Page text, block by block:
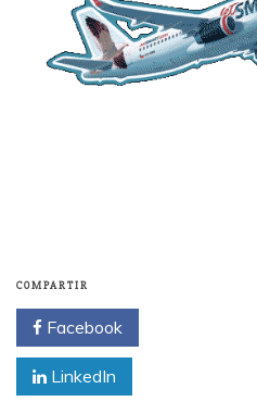
COMPARTIR
Facebook
LinkedIn